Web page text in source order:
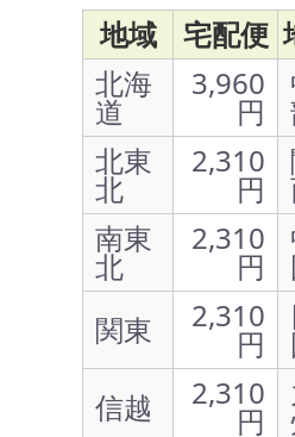
地域
宅配便
北海
道
3,960
円
北東
北
2,310
円
南東
北
2,310
円
関東
2,310
円
信越
2,310
円